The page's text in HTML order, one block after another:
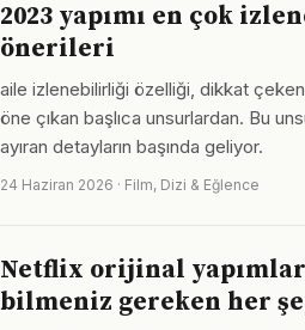
2023 yapımı en çok
önerileri
aile izlenebilirliği özelliği, dikkat
öne çıkan başlıca unsurlardan. Bu
ayıran detayların başında geliyor.
24 Haziran 2026 · Film, Dizi & Eğlence
Netflix orijinal
bilmeniz gereken her